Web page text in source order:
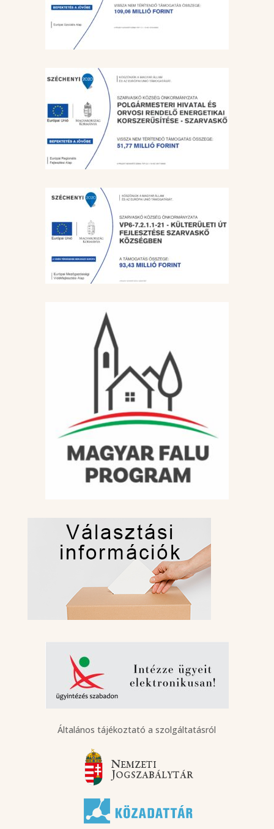
Általános tájékoztató a szolgáltatásról